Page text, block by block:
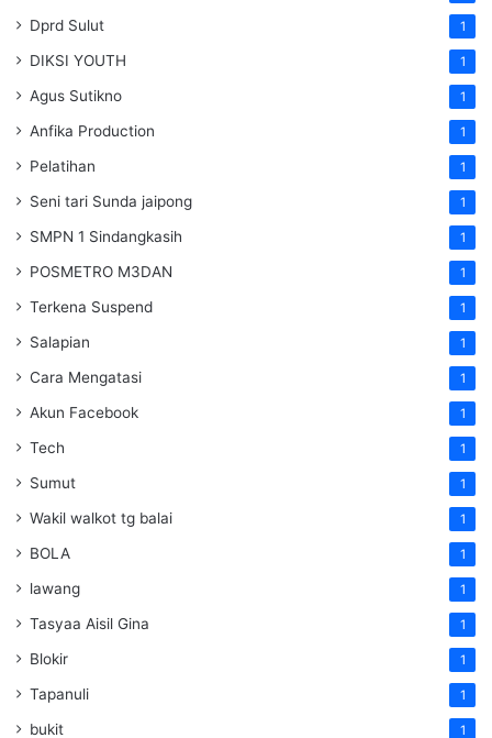
Dprd Sulut 1
DIKSI YOUTH 1
Agus Sutikno 1
Anfika Production 1
Pelatihan 1
Seni tari Sunda jaipong 1
SMPN 1 Sindangkasih 1
POSMETRO M3DAN 1
Terkena Suspend 1
Salapian 1
Cara Mengatasi 1
Akun Facebook 1
Tech 1
Sumut 1
Wakil walkot tg balai 1
BOLA 1
lawang 1
Tasyaa Aisil Gina 1
Blokir 1
Tapanuli 1
bukit 1